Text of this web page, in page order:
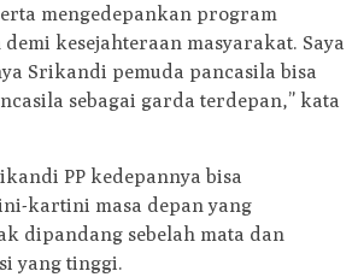
mengedepankan program
kesejahteraan masyarakat. Saya
Srikandi pemuda pancasila bisa
sebagai garda terdepan,” kata
PP kedepannya bisa
kartini masa depan yang
dipandang sebelah mata dan
yang tinggi.